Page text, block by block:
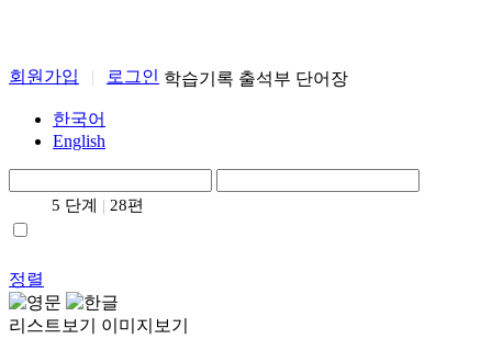
회원가입 | 로그인 학습기록 출석부 단어장
한국어
English
5 단계 | 28편
정렬
리스트보기 이미지보기